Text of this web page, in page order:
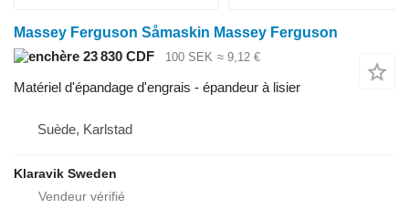
Massey Ferguson Såmaskin Massey Ferguson
23 830 CDF
100 SEK ≈ 9,12 €
Matériel d'épandage d'engrais - épandeur à lisier
Suède, Karlstad
Klaravik Sweden